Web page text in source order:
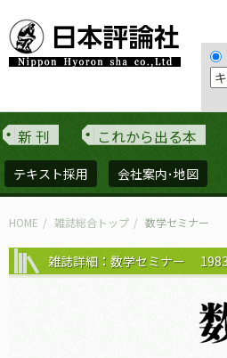
新 刊 これから出る本
テキスト採用 会社案内･地図
HOME 雑誌総合トップ 数学セミナー
雑誌詳細：数学セミナー